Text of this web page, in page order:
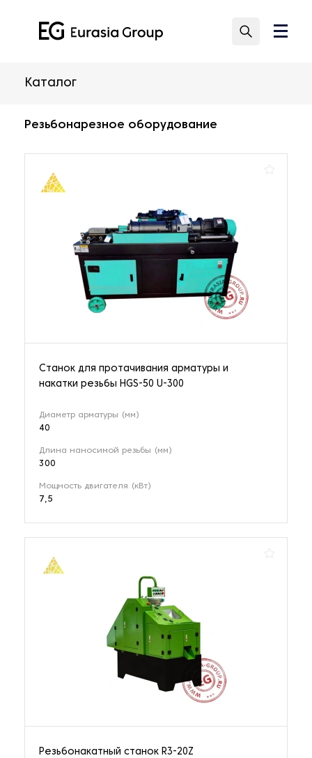
Каталог
Резьбонарезное оборудование
Станок для протачивания арматуры и
накатки резьбы HGS-50 U-300
Диаметр арматуры (мм)
40
Длина наносимой резьбы (мм)
300
Мощность двигателя (кВт)
7,5
Резьбонакатный станок R3-20Z